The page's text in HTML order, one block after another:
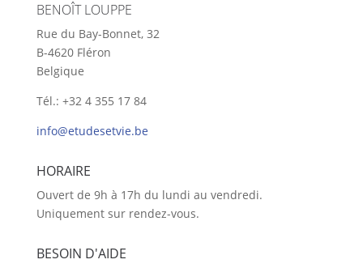
BENOÎT LOUPPE
Rue du Bay-Bonnet, 32
B-4620 Fléron
Belgique
Tél.: +32 4 355 17 84
info@etudesetvie.be
HORAIRE
Ouvert de 9h à 17h du lundi au vendredi.
Uniquement sur rendez-vous.
BESOIN D'AIDE